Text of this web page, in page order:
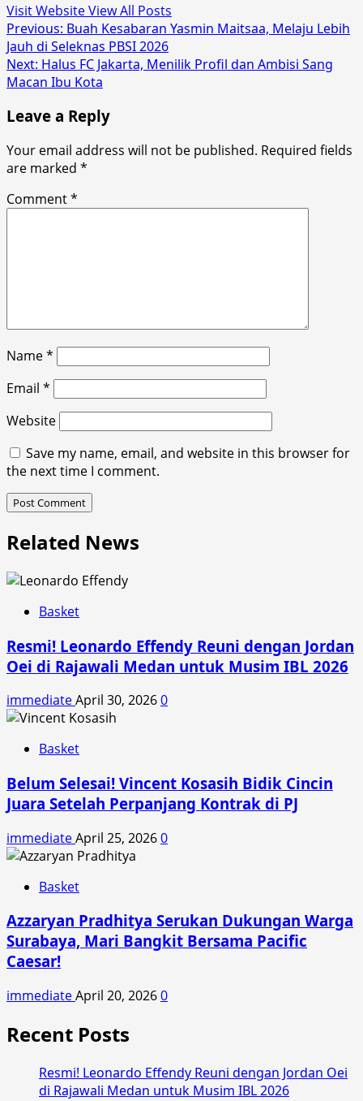
Visit WebsiteView All Posts
Post
navigation
Previous: Buah Kesabaran Yasmin Maitsaa, Melaju Lebih
Jauh di Seleknas PBSI 2026
Next: Halus FC Jakarta, Menilik Profil dan Ambisi Sang
Macan Ibu Kota
Leave a Reply
Your email address will not be published. Required fields
are marked *
Comment*
Name*
Email *
Website
Save my name, email, and website in this browser for
the next time I comment.
Related News
Basket
Resmi! Leonardo Effendy Reuni dengan Jordan
Oei di Rajawali Medan untuk Musim IBL 2026
immediateApril 30, 20260
Basket
Belum Selesai! Vincent Kosasih Bidik Cincin
Juara Setelah Perpanjang Kontrak di PJ
immediateApril 25, 20260
Basket
Azzaryan Pradhitya Serukan Dukungan Warga
Surabaya, Mari Bangkit Bersama Pacific
Caesar!
immediateApril 20, 20260
Recent Posts
Resmi! Leonardo Effendy Reuni dengan Jordan Oei
di Rajawali Medan untuk Musim IBL 2026